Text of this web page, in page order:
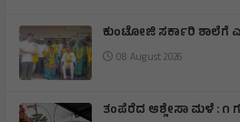
ಕುಂಟೋಜಿ ಸರ್ಕಾರಿ
08 August 2026
ತಂಪೆರೆದ ಆಶ್ಲೇಸಾ ಮಳೆ :